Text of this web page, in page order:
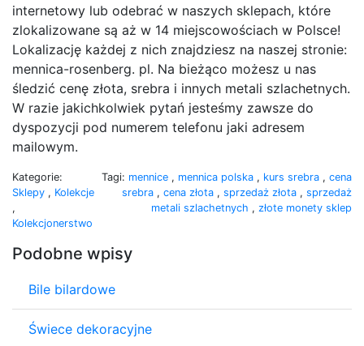
internetowy lub odebrać w naszych sklepach, które
zlokalizowane są aż w 14 miejscowościach w Polsce!
Lokalizację każdej z nich znajdziesz na naszej stronie:
mennica-rosenberg. pl. Na bieżąco możesz u nas
śledzić cenę złota, srebra i innych metali szlachetnych.
W razie jakichkolwiek pytań jesteśmy zawsze do
dyspozycji pod numerem telefonu jaki adresem
mailowym.
Kategorie:
Sklepy , Kolekcje
,
Kolekcjonerstwo
Tagi: mennice , mennica polska , kurs srebra , cena
srebra , cena złota , sprzedaż złota , sprzedaż
metali szlachetnych , złote monety sklep
Podobne wpisy
Bile bilardowe
Świece dekoracyjne